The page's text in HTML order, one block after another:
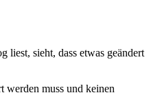
sieht, dass etwas geändert
muss und keinen